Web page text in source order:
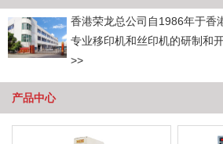
香港荣龙总公司自1986年于香
专业移印机和丝印机的研制和
>>
产品中心